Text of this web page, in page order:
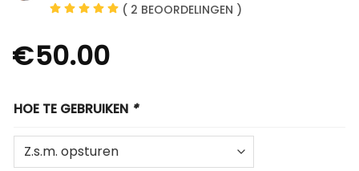
( 2 BEOORDELINGEN )
€50.00
HOE TE GEBRUIKEN *